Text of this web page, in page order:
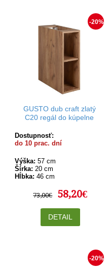
-20%
GUSTO dub craft zlatý
C20 regál do kúpelne
Dostupnosť:
do 10 prac. dní
Výška: 57 cm
Šírka: 20 cm
Hĺbka: 46 cm
73,00€ 58,20€
DETAIL
-20%